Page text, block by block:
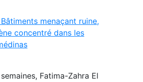
Bâtiments menaçant ruine,
concentré dans les
Fatima-Zahra El